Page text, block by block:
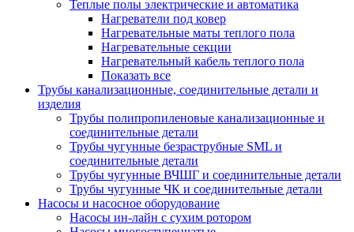
Теплые полы электрические и автоматика
Нагреватели под ковер
Нагревательные маты теплого пола
Нагревательные секции
Нагревательный кабель теплого пола
Показать все
Трубы канализационные, соединительные детали и
изделия
Трубы полипропиленовые канализационные и
соединительные детали
Трубы чугунные безраструбные SML и
соединительные детали
Трубы чугунные ВЧШГ и соединительные детали
Трубы чугунные ЧК и соединительные детали
Насосы и насосное оборудование
Насосы ин-лайн с сухим ротором